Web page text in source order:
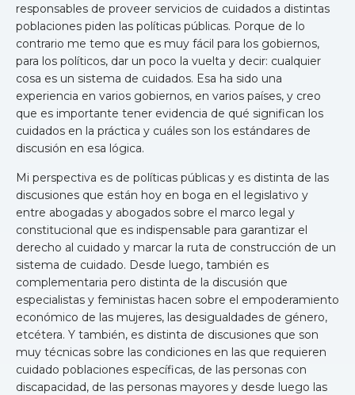
responsables de proveer servicios de cuidados a distintas
poblaciones piden las políticas públicas. Porque de lo
contrario me temo que es muy fácil para los gobiernos,
para los políticos, dar un poco la vuelta y decir: cualquier
cosa es un sistema de cuidados. Esa ha sido una
experiencia en varios gobiernos, en varios países, y creo
que es importante tener evidencia de qué significan los
cuidados en la práctica y cuáles son los estándares de
discusión en esa lógica.
Mi perspectiva es de políticas públicas y es distinta de las
discusiones que están hoy en boga en el legislativo y
entre abogadas y abogados sobre el marco legal y
constitucional que es indispensable para garantizar el
derecho al cuidado y marcar la ruta de construcción de un
sistema de cuidado. Desde luego, también es
complementaria pero distinta de la discusión que
especialistas y feministas hacen sobre el empoderamiento
económico de las mujeres, las desigualdades de género,
etcétera. Y también, es distinta de discusiones que son
muy técnicas sobre las condiciones en las que requieren
cuidado poblaciones específicas, de las personas con
discapacidad, de las personas mayores y desde luego las